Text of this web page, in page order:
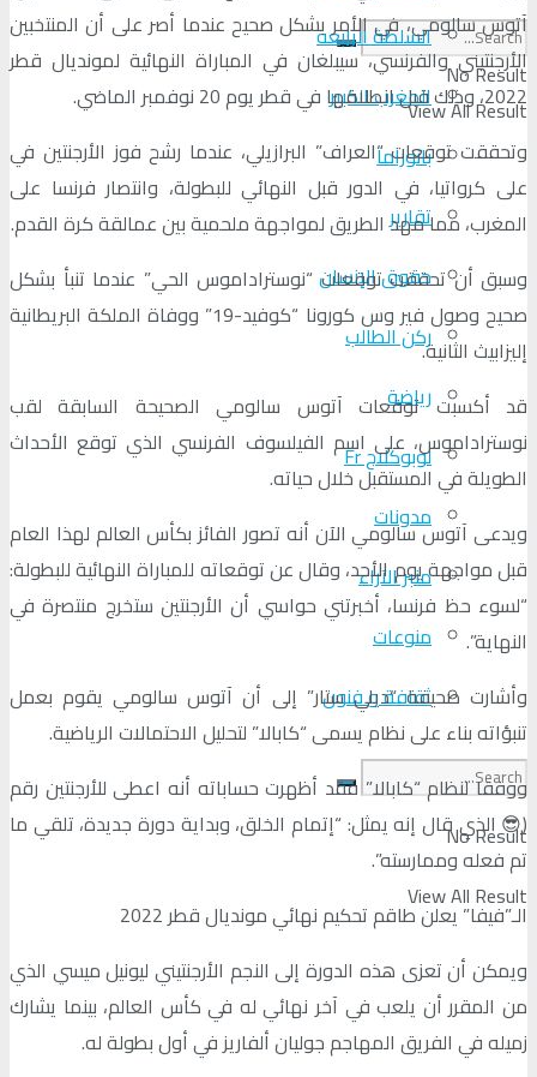
No Result
View All Result
السلطة الرابعة
المغرب الكبير
بانوراما
تقارير
حقوق الإنسان
ركن الطالب
رياضة
لوبوكلاج Fr
مدونات
منبر الآراء
منوعات
ثقافة و فنون
No Result
View All Result
آتوس سالومي، في الأمر بشكل صحيح عندما أصر على أن المنتخبين
الأرجنتيني والفرنسي، سيبلغان في المباراة النهائية لمونديال قطر
2022، وذلك قبل انطلاقها في قطر يوم 20 نوفمبر الماضي.
وتحققت توقعات “العراف” البرازيلي، عندما رشح فوز الأرجنتين في
على كرواتيا، في الدور قبل النهائي للبطولة، وانتصار فرنسا على
المغرب، مما مهد الطريق لمواجهة ملحمية بين عمالقة كرة القدم.
وسبق أن تحققت توقعات “نوستراداموس الحي” عندما تنبأ بشكل
صحيح وصول فير وس كورونا “كوفيد-19” ووفاة الملكة البريطانية
إليزابيث الثانية.
قد أكسبت توقعات آتوس سالومي الصحيحة السابقة لقب
نوستراداموس، على اسم الفيلسوف الفرنسي الذي توقع الأحداث
الطويلة في المستقبل خلال حياته.
ويدعى آتوس سالومي الآن أنه تصور الفائز بكأس العالم لهذا العام
قبل مواجهة يوم الأحد، وقال عن توقعاته للمباراة النهائية للبطولة:
“لسوء حظ فرنسا، أخبرتني حواسي أن الأرجنتين ستخرج منتصرة في
النهاية”.
وأشارت صحيفة “ديلي ستار” إلى أن آتوس سالومي يقوم بعمل
تنبؤاته بناء على نظام يسمى “كابالا” لتحليل الاحتمالات الرياضية.
ووفقا لنظام “كابالا” فقد أظهرت حساباته أنه اعطى للأرجنتين رقم
(😎 الذي قال إنه يمثل: “إتمام الخلق، وبداية دورة جديدة، تلقي ما
تم فعله وممارسته”.
الـ”فيفا” يعلن طاقم تحكيم نهائي مونديال قطر 2022
ويمكن أن تعزى هذه الدورة إلى النجم الأرجنتيني ليونيل ميسي الذي
من المقرر أن يلعب في آخر نهائي له في كأس العالم، بينما يشارك
زميله في الفريق المهاجم جوليان ألفاريز في أول بطولة له.